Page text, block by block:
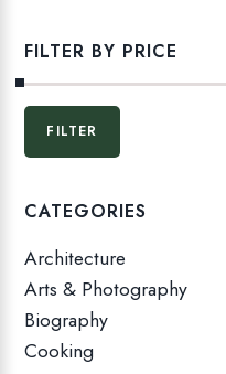
FILTER BY PRICE
Min.
Max.FILTER
CATEGORIES
Architecture
Arts & Photography
Biography
Cooking